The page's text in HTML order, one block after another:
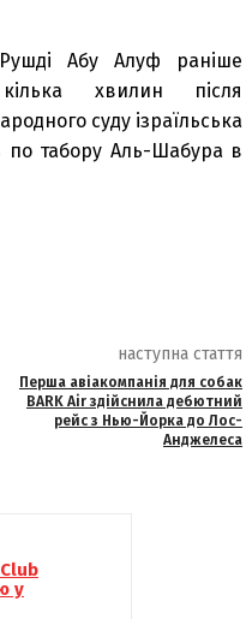
Абу Алуф раніше
хвилин після
суду ізраїльська
по табору Аль-Шабура в
наступна стаття
Перша авіакомпанія для собак
BARK Air здійснила дебютний
рейс з Нью-Йорка до Лос-
Анджелеса
у